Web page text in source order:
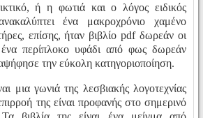
ή η φωτιά και ο λόγος ειδικός
ένα μακροχρόνιο χαμένο
επίσης, ήταν βιβλίο pdf δωρεάν οι
ένα περίπλοκο υφάδι από φως δωρεάν
την εύκολη κατηγοριοποίηση.
μια γωνιά της λεσβιακής λογοτεχνίας
της είναι προφανής στο σημερινό